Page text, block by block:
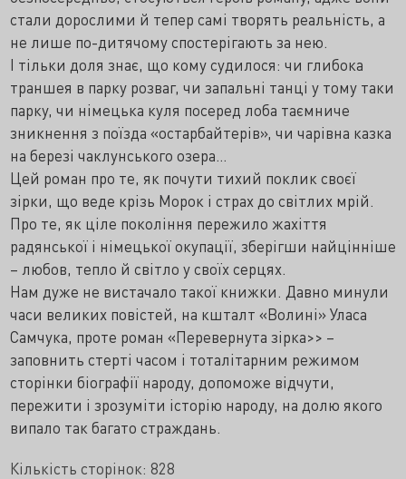
стали дорослими й тепер самі творять реальність, а
не лише по-дитячому спостерігають за нею.
І тільки доля знає, що кому судилося: чи глибока
траншея в парку розваг, чи запальні танці у тому таки
парку, чи німецька куля посеред лоба таємниче
зникнення з поїзда «остарбайтерів», чи чарівна казка
на березі чаклунського озера…
Цей роман про те, як почути тихий поклик своєї
зірки, що веде крізь Морок і страх до світлих мрій.
Про те, як ціле покоління пережило жахіття
радянської і німецької окупації, зберігши найцінніше
– любов, тепло й світло у своїх серцях.
Нам дуже не вистачало такої книжки. Давно минули
часи великих повістей, на кшталт «Волині» Уласа
Самчука, проте роман «Перевернута зірка>> –
заповнить стерті часом і тоталітарним режимом
сторінки біографії народу, допоможе відчути,
пережити і зрозуміти історію народу, на долю якого
випало так багато страждань.
Кількість сторінок: 828